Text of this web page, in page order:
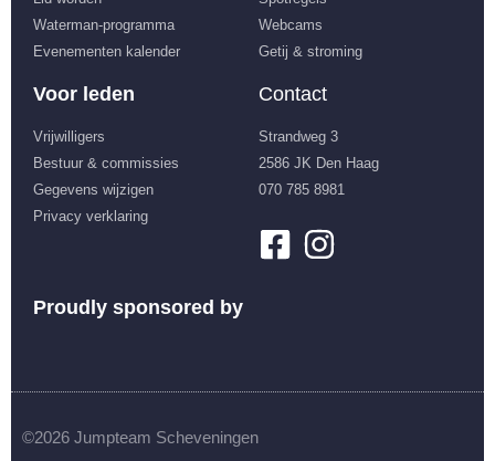
Waterman-programma
Evenementen kalender
Webcams
Getij & stroming
Voor leden
Vrijwilligers
Bestuur & commissies
Gegevens wijzigen
Privacy verklaring
Contact
Strandweg 3
2586 JK Den Haag
070 785 8981
Proudly sponsored by
©2026 Jumpteam Scheveningen